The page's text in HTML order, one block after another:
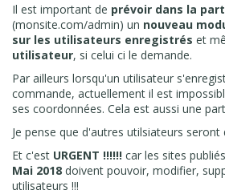
Il est important de prévoir dans la
(monsite.com/admin) un nouveau
sur les utilisateurs enregistrés et
utilisateur, si celui ci le demande.
Par ailleurs lorsqu'un utilisateur
commande, actuellement il est
ses coordonnées. Cela est aussi une
Je pense que d'autres utilsiateurs
Et c'est URGENT !!!!!! car les sites
Mai 2018 doivent pouvoir, modifier,
utilisateurs !!!